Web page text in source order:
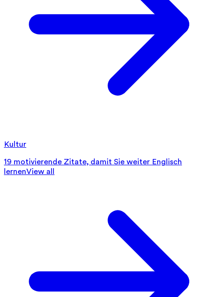
Kultur
19 motivierende Zitate, damit Sie weiter Englisch
lernenView all